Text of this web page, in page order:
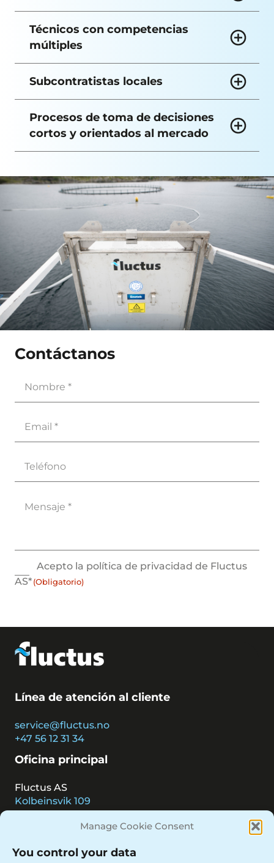
Manage Cookie Consent
You control your data
Técnicos con competencias
múltiples
Subcontratistas locales
Procesos de toma de decisiones
cortos y orientados al mercado
Contáctanos
Consent(Obligatorio)
Acepto la política de privacidad de Fluctus
AS*(Obligatorio)
Línea de atención al cliente
service@fluctus.no
+47 56 12 31 34
Oficina principal
Fluctus AS
Kolbeinsvik 109
5394 KOLBEINSVIK
Contacto